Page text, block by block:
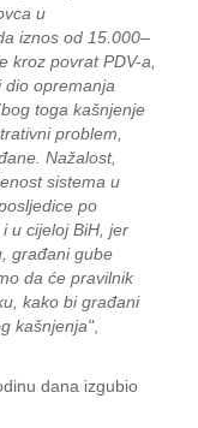
u
iznos od 15.000–
kroz povrat PDV-a,
dio opremanja
toga kašnjenje
problem,
Nažalost,
sistema u
po
u cijeloj BiH, jer
građani gube
da će pravilnik
kako bi građani
kašnjenja",
dana izgubio